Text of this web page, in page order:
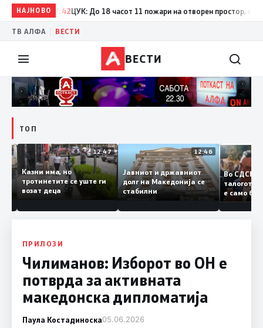
НАЈНОВО
17:42 ЦУК: До 18 часот 11 пожари на отворен простор, од кои
ТВ АЛФА ВЕСТИ
ВЕСТИ
ТОП
12:50
и
12:47
Казни има, но
тротинетите се уште ги
возат деца
12:46
Јавниот и државниот
долг на Македонија се
стабилни
Во
е само
копија
Заев
ПРИЛОЗИ
Чилиманов: Изборот во ОН е
потврда за активната
македонска дипломатија
Паула Костадиноска05.06.2026